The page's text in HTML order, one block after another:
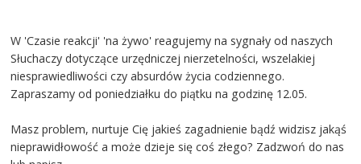
W 'Czasie reakcji' 'na żywo' reagujemy na sygnały od naszych
Słuchaczy dotyczące urzędniczej nierzetelności, wszelakiej
niesprawiedliwości czy absurdów życia codziennego.
Zapraszamy od poniedziałku do piątku na godzinę 12.05.
Masz problem, nurtuje Cię jakieś zagadnienie bądź widzisz jakąś
nieprawidłowość a może dzieje się coś złego? Zadzwoń do nas